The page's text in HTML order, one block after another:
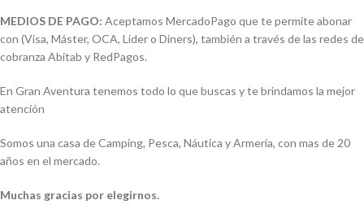
MEDIOS DE PAGO: Aceptamos MercadoPago que te permite abonar
con (Visa, Máster, OCA, Lider o Diners), también a través de las redes de
cobranza Abitab y RedPagos.
En Gran Aventura tenemos todo lo que buscas y te brindamos la mejor
atención
Somos una casa de Camping, Pesca, Náutica y Armería, con mas de 20
años en el mercado.
Muchas gracias por elegirnos.